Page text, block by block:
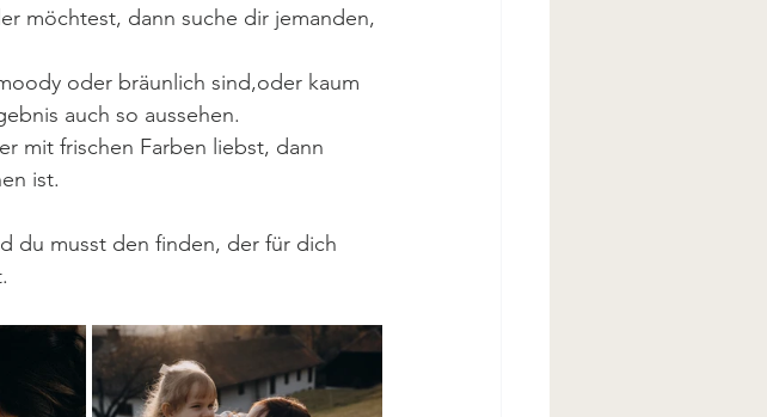
möchtest, dann suche dir jemanden,
oder bräunlich sind,oder kaum
auch so aussehen.
mit frischen Farben liebst, dann
ist.
du musst den finden, der für dich